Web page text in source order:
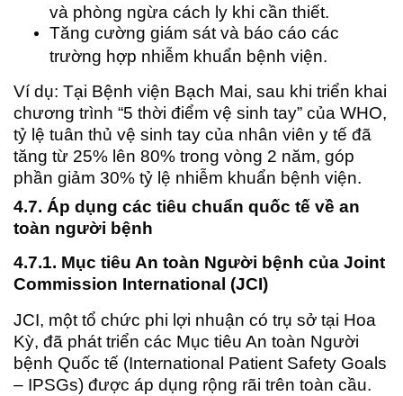
và phòng ngừa cách ly khi cần thiết.
Tăng cường giám sát và báo cáo các
trường hợp nhiễm khuẩn bệnh viện.
Ví dụ: Tại Bệnh viện Bạch Mai, sau khi triển khai
chương trình “5 thời điểm vệ sinh tay” của WHO,
tỷ lệ tuân thủ vệ sinh tay của nhân viên y tế đã
tăng từ 25% lên 80% trong vòng 2 năm, góp
phần giảm 30% tỷ lệ nhiễm khuẩn bệnh viện.
4.7. Áp dụng các tiêu chuẩn quốc tế về an
toàn người bệnh
4.7.1. Mục tiêu An toàn Người bệnh của Joint
Commission International (JCI)
JCI, một tổ chức phi lợi nhuận có trụ sở tại Hoa
Kỳ, đã phát triển các Mục tiêu An toàn Người
bệnh Quốc tế (International Patient Safety Goals
– IPSGs) được áp dụng rộng rãi trên toàn cầu.